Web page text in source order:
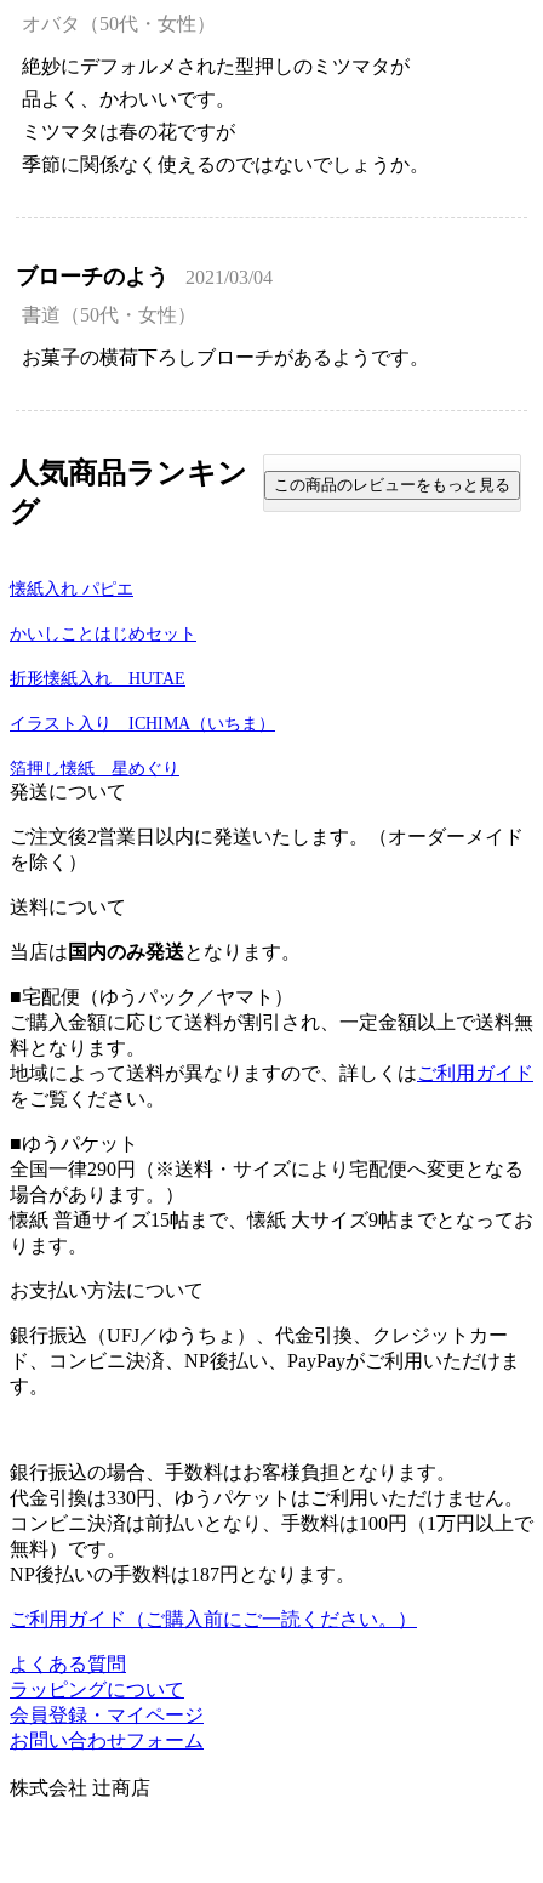
オバタ（50代・女性）
絶妙にデフォルメされた型押しのミツマタが
品よく、かわいいです。
ミツマタは春の花ですが
季節に関係なく使えるのではないでしょうか。
ブローチのよう
2021/03/04
書道（50代・女性）
お菓子の横荷下ろしブローチがあるようです。
人気商品ランキン
グ
懐紙入れ パピエ
かいしことはじめセット
折形懐紙入れ HUTAE
イラスト入り ICHIMA（いちま）
箔押し懐紙 星めぐり
発送について
ご注文後2営業日以内に発送いたします。（オーダーメイド
を除く）
送料について
当店は 国内のみ発送となります。
■宅配便（ゆうパック／ヤマト）
ご購入金額に応じて送料が割引され、一定金額以上で送料無
料となります。
地域によって送料が異なりますので、詳しくはご利用ガイド
をご覧ください。
■ゆうパケット
全国一律290円（※送料・サイズにより宅配便へ変更となる
場合があります。）
懐紙 普通サイズ15帖まで、懐紙 大サイズ9帖までとなってお
ります。
お支払い方法について
銀行振込（UFJ／ゆうちょ）、代金引換、クレジットカー
ド、コンビニ決済、NP後払い、PayPayがご利用いただけま
す。
銀行振込の場合、手数料はお客様負担となります。
代金引換は330円、ゆうパケットはご利用いただけません。
コンビニ決済は前払いとなり、手数料は100円（1万円以上で
無料）です。
NP後払いの手数料は187円となります。
ご利用ガイド（ご購入前にご一読ください。）
よくある質問
ラッピングについて
会員登録・マイページ
お問い合わせフォーム
株式会社 辻商店